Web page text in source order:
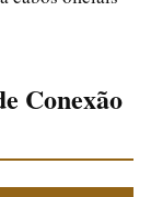
Conexão